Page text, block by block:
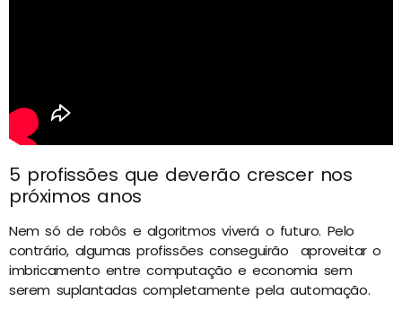
5 profissões que deverão crescer nos
próximos anos
Nem só de robôs e algoritmos viverá o futuro. Pelo
contrário, algumas profissões conseguirão aproveitar o
imbricamento entre computação e economia sem
serem suplantadas completamente pela automação.